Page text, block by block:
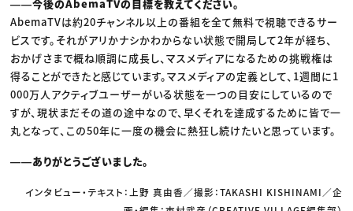
――今後のAbemaTVの目標を教えてください。
AbemaTVは約20チャンネル以上の番組を全て無料で視聴できるサー
ビスです。それがアリかナシかわからない状態で開局して2年が経ち、
おかげさまで概ね順調に成長し、マスメディアになるための挑戦権は
得ることができたと感じています。マスメディアの定義として、1週間に1
000万人アクティブユーザーがいる状態を一つの目安にしているので
すが、現状まだその道の途中なので、早くそれを達成するために皆で一
丸となって、この50年に一度の機会に熱狂し続けたいと思っています。
――ありがとうございました。
インタビュー・テキスト：上野 真由香／撮影：TAKASHI KISHINAMI／企